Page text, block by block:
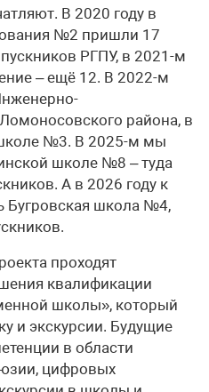
В 2020 году в
№2 пришли 17
РГПУ, в 2021-м
– ещё 12. В 2022-м
района, в
№3. В 2025-м мы
школе №8 – туда
А в 2026 году к
Бугровская школа №4,
проходят
квалификации
школы», который
и экскурсии. Будущие
в области
цифровых